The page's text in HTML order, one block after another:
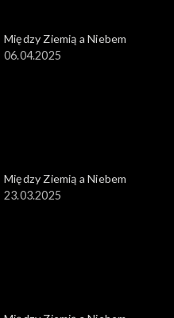
Między Ziemią a Niebem
06.04.2025
Między Ziemią a Niebem
23.03.2025